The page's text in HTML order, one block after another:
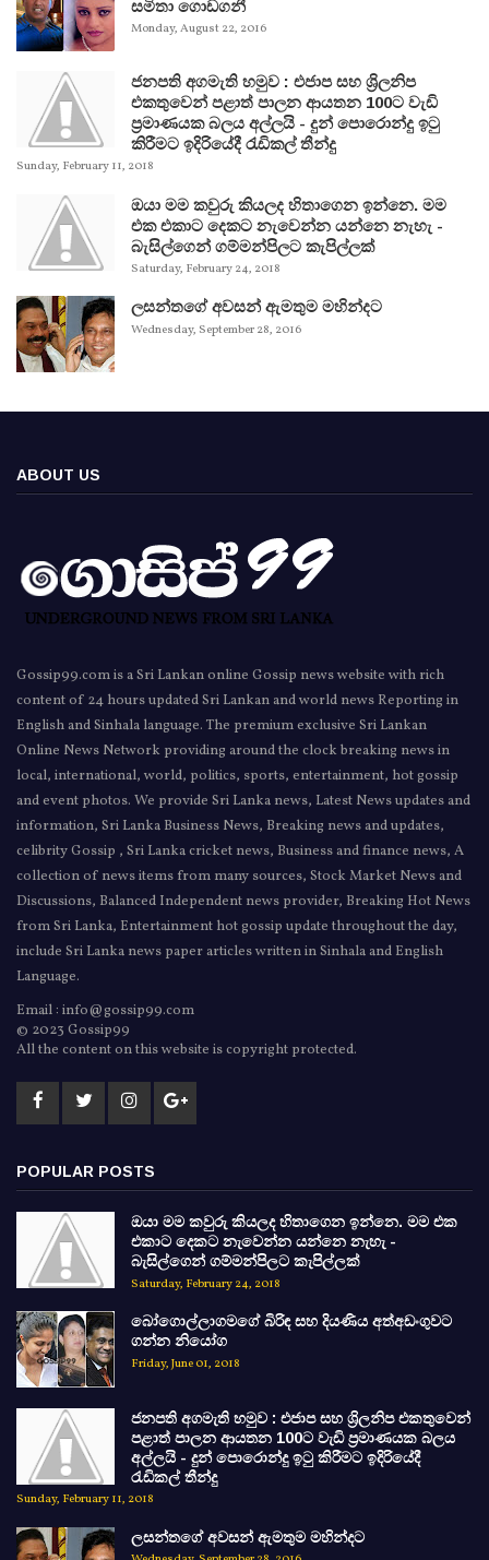
සමිතා ගොඩගනී
Monday, August 22, 2016
ජනපති අගමැති හමුව : එජාප සහ ශ්‍රිලනිප
එකතුවෙන් පළාත් පාලන ආයතන 100ට වැඩි
ප්‍රමාණයක බලය අල්ලයි - දුන් පොරොන්දු ඉටු
කිරීමට ඉදිරියේදී රැඩිකල් තීන්දු
Sunday, February 11, 2018
ඔයා මම කවුරු කියලද හිතාගෙන ඉන්නෙ. මම
එක එකාට දෙකට නැවෙන්න යන්නෙ නැහැ -
බැසිල්ගෙන් ගම්මන්පිලට කැපිල්ලක්
Saturday, February 24, 2018
ලසන්තගේ අවසන් ඇමතුම මහින්දට
Wednesday, September 28, 2016
ABOUT US
Gossip99.com is a Sri Lankan online Gossip news website with rich
content of 24 hours updated Sri Lankan and world news Reporting in
English and Sinhala language. The premium exclusive Sri Lankan
Online News Network providing around the clock breaking news in
local, international, world, politics, sports, entertainment, hot gossip
and event photos. We provide Sri Lanka news, Latest News updates and
information, Sri Lanka Business News, Breaking news and updates,
celibrity Gossip , Sri Lanka cricket news, Business and finance news, A
collection of news items from many sources, Stock Market News and
Discussions, Balanced Independent news provider, Breaking Hot News
from Sri Lanka, Entertainment hot gossip update throughout the day,
include Sri Lanka news paper articles written in Sinhala and English
Language.
Email : info@gossip99.com
© 2023 Gossip99
All the content on this website is copyright protected.
POPULAR POSTS
ඔයා මම කවුරු කියලද හිතාගෙන ඉන්නෙ. මම එක
එකාට දෙකට නැවෙන්න යන්නෙ නැහැ -
බැසිල්ගෙන් ගම්මන්පිලට කැපිල්ලක්
Saturday, February 24, 2018
බෝගොල්ලාගමගේ බිරිඳ සහ දියණිය අත්අඩංගුවට
ගන්න නියෝග
Friday, June 01, 2018
ජනපති අගමැති හමුව : එජාප සහ ශ්‍රිලනිප එකතුවෙන්
පළාත් පාලන ආයතන 100ට වැඩි ප්‍රමාණයක බලය
අල්ලයි - දුන් පොරොන්දු ඉටු කිරීමට ඉදිරියේදී
රැඩිකල් තීන්දු
Sunday, February 11, 2018
ලසන්තගේ අවසන් ඇමතුම මහින්දට